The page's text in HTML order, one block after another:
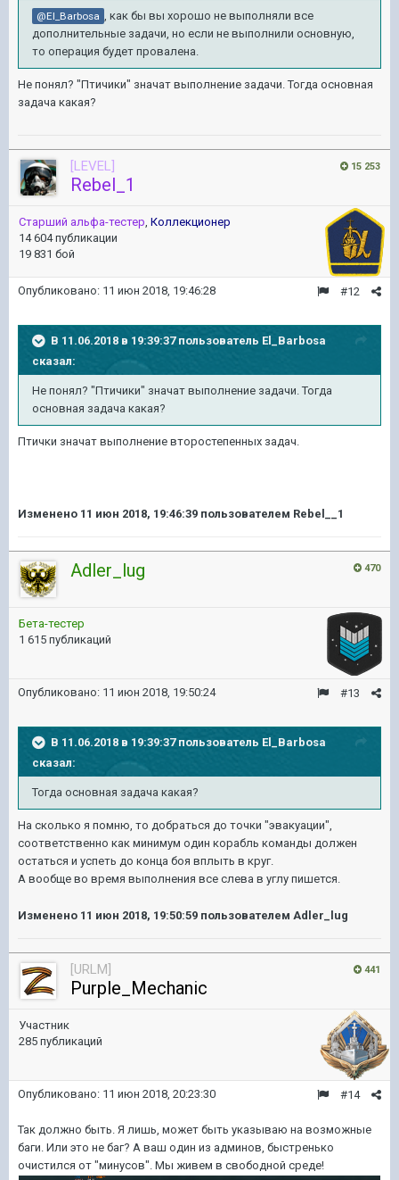
@El_Barbosa , как бы вы хорошо не выполняли все
дополнительные задачи, но если не выполнили основную,
то операция будет провалена.
Не понял? "Птичики" значат выполнение задачи. Тогда основная
задача какая?
15 253
[LEVEL]
Rebel_1
Старший альфа-тестер, Коллекционер
14 604 публикации
19 831 бой
#12
Опубликовано: 11 июн 2018, 19:46:28
В 11.06.2018 в 19:39:37 пользователь El_Barbosa
сказал:
Не понял? "Птичики" значат выполнение задачи. Тогда
основная задача какая?
Птички значат выполнение второстепенных задач.
Изменено 11 июн 2018, 19:46:39 пользователем Rebel__1
470
Adler_lug
Бета-тестер
1 615 публикаций
#13
Опубликовано: 11 июн 2018, 19:50:24
В 11.06.2018 в 19:39:37 пользователь El_Barbosa
сказал:
Тогда основная задача какая?
На сколько я помню, то добраться до точки "эвакуации",
соответственно как минимум один корабль команды должен
остаться и успеть до конца боя вплыть в круг.
А вообще во время выполнения все слева в углу пишется.
Изменено 11 июн 2018, 19:50:59 пользователем Adler_lug
441
[URLM]
Purple_Mechanic
Участник
285 публикаций
#14
Опубликовано: 11 июн 2018, 20:23:30
Так должно быть. Я лишь, может быть указываю на возможные
баги. Или это не баг? А ваш один из админов, быстренько
очистился от "минусов". Мы живем в свободной среде!